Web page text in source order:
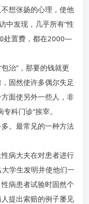
想张扬的心理，使他
中发现，几乎所有“性
处置费，都在2000—
治”，那要的钱就更
固然使许多偶尔失足
面使另外一些人，非
科门诊”挨宰。
。最常见的一种方法
病大夫在对患者进行
大学生发明并使他们一
病患者试验时固然个
提出索赔的例子屡见